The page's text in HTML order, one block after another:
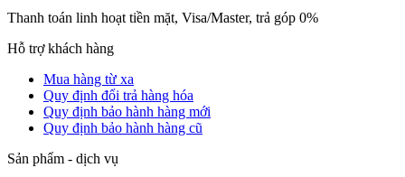
Thanh toán linh hoạt tiền mặt, Visa/Master, trả góp 0%
Hỗ trợ khách hàng
Mua hàng từ xa
Quy định đổi trả hàng hóa
Quy định bảo hành hàng mới
Quy định bảo hành hàng cũ
Sản phẩm - dịch vụ